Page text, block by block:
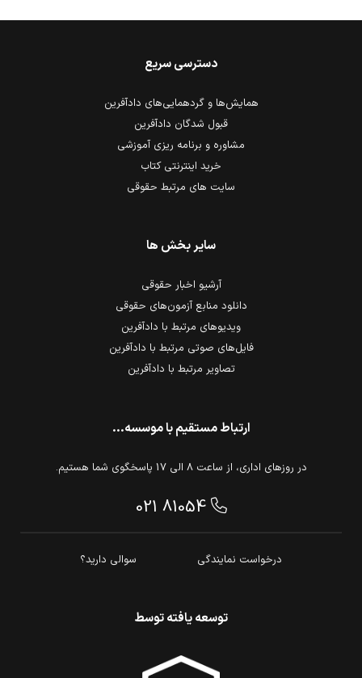
ارتباط مستقیم با موسسه...
در روزهای اداری، از ساعت 8 الی 17 پاسخگوی شما هستیم.
021 81054
درخواست نمایندگی سوالی دارید؟
دسترسی سریع
همایش‌ها و گردهمایی‌های دادآفرین
قبول شدگان دادآفرین
مشاوره و برنامه ریزی آموزشی
خرید اینترنتی کتاب
سایت های مرتبط حقوقی
سایر بخش ها
آرشیو اخبار حقوقی
دانلود منابع آزمون‌های حقوقی
ویدیوهای مرتبط با دادآفرین
فایل‌های صوتی مرتبط با دادآفرین
تصاویر مرتبط با دادآفرین
توسعه یافته توسط